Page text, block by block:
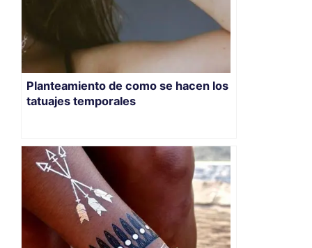
Planteamiento de como se hacen los
tatuajes temporales